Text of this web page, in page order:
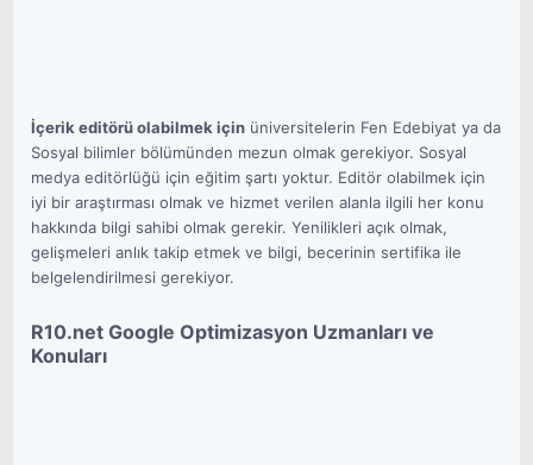
İçerik editörü olabilmek için üniversitelerin Fen Edebiyat ya da
Sosyal bilimler bölümünden mezun olmak gerekiyor. Sosyal
medya editörlüğü için eğitim şartı yoktur. Editör olabilmek için
iyi bir araştırması olmak ve hizmet verilen alanla ilgili her konu
hakkında bilgi sahibi olmak gerekir. Yenilikleri açık olmak,
gelişmeleri anlık takip etmek ve bilgi, becerinin sertifika ile
belgelendirilmesi gerekiyor.
R10.net Google Optimizasyon Uzmanları ve
Konuları